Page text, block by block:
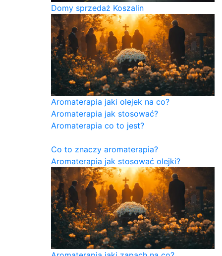
Domy sprzedaż Koszalin
Aromaterapia jaki olejek na co?
Aromaterapia jak stosować?
Aromaterapia co to jest?
Co to znaczy aromaterapia?
Aromaterapia jak stosować olejki?